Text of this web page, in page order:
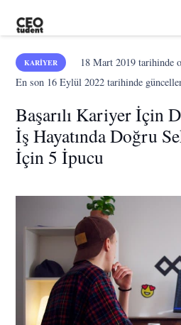
KARIYER 18 Mart 2019tarihinde
En son 16 Eylül 2022 tarihinde
Başarılı Kariyer İçin
İş Hayatında Doğru
İçin 5 İpucu